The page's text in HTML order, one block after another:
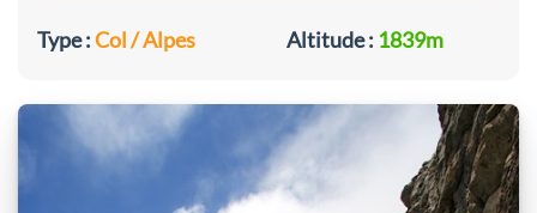
Type :Col / Alpes Altitude : 1839m